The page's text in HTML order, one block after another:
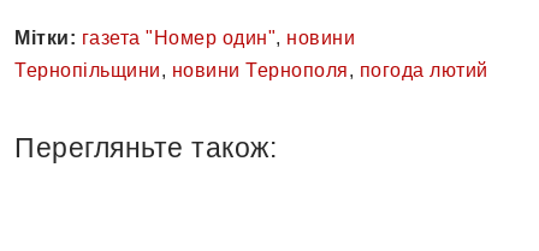
Мітки: газета "Номер один", новини
Тернопільщини, новини Тернополя, погода лютий
Перегляньте також: